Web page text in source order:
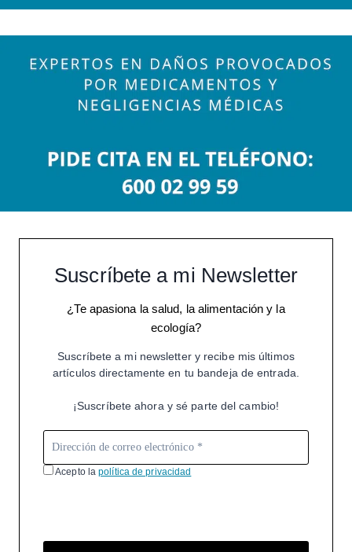
Suscríbete a mi Newsletter
¿Te apasiona la salud, la alimentación y la
ecología?
Suscríbete a mi newsletter y recibe mis últimos
artículos directamente en tu bandeja de entrada.
¡Suscríbete ahora y sé parte del cambio!
Acepto lapolítica de privacidad